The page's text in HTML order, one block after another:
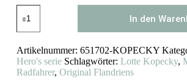
Kopecky
Miniatur
Flandriens
Menge
In den
Artikelnummer: 651702-KOPECKY
Hero's serie Schlagwörter: Lotte Kopecky,
Radfahrer, Original Flandriens